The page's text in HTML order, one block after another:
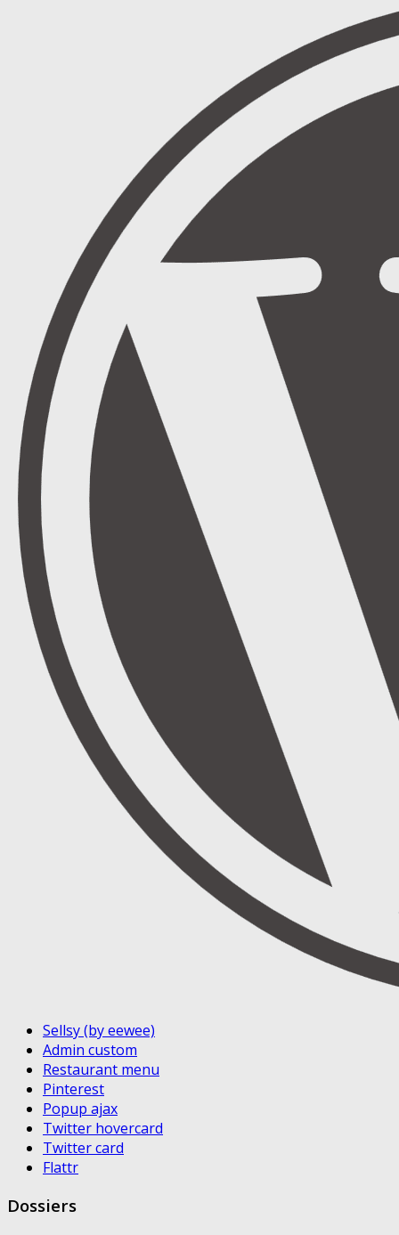
Sellsy (by eewee)
Admin custom
Restaurant menu
Pinterest
Popup ajax
Twitter hovercard
Twitter card
Flattr
Dossiers